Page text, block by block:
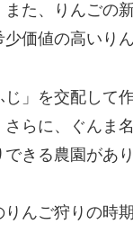
た、りんごの
価値の高いり
」を交配して
らに、ぐんま
きる農園があ
んご狩りの時